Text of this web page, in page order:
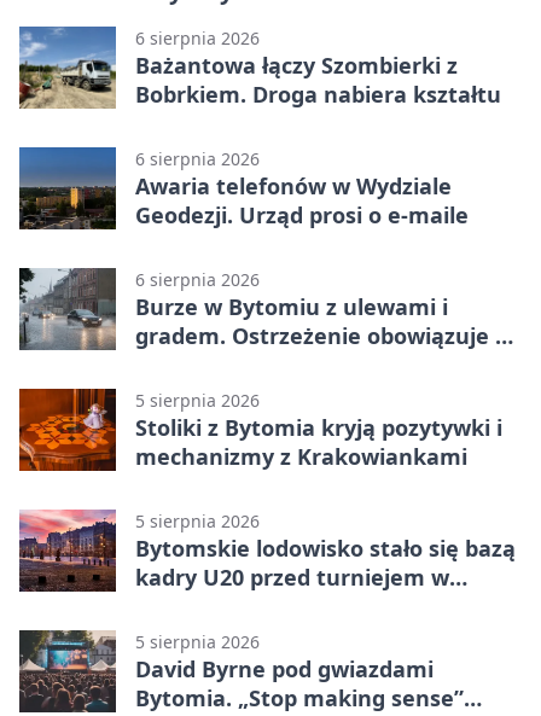
6 sierpnia 2026
Bażantowa łączy Szombierki z
Bobrkiem. Droga nabiera kształtu
6 sierpnia 2026
Awaria telefonów w Wydziale
Geodezji. Urząd prosi o e-maile
6 sierpnia 2026
Burze w Bytomiu z ulewami i
gradem. Ostrzeżenie obowiązuje do
5 sierpnia 2026
Stoliki z Bytomia kryją pozytywki i
mechanizmy z Krakowiankami
5 sierpnia 2026
Bytomskie lodowisko stało się bazą
kadry U20 przed turniejem w
5 sierpnia 2026
David Byrne pod gwiazdami
Bytomia. „Stop making sense”